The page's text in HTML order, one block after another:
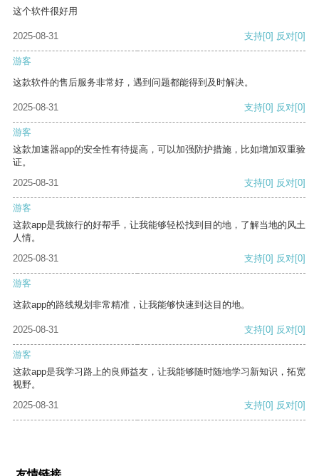
这个软件很好用
2025-08-31 支持[0] 反对[0]
游客
这款软件的售后服务非常好，遇到问题都能得到及时解决。
2025-08-31 支持[0] 反对[0]
游客
这款加速器app的安全性有待提高，可以加强防护措施，比如增加双重验
证。
2025-08-31
支持[0] 反对[0]
游客
这款app是我旅行的好帮手，让我能够轻松找到目的地，了解当地的风土
人情。
2025-08-31
支持[0] 反对[0]
游客
这款app的路线规划非常精准，让我能够快速到达目的地。
2025-08-31 支持[0] 反对[0]
游客
这款app是我学习路上的良师益友，让我能够随时随地学习新知识，拓宽
视野。
2025-08-31
支持[0] 反对[0]